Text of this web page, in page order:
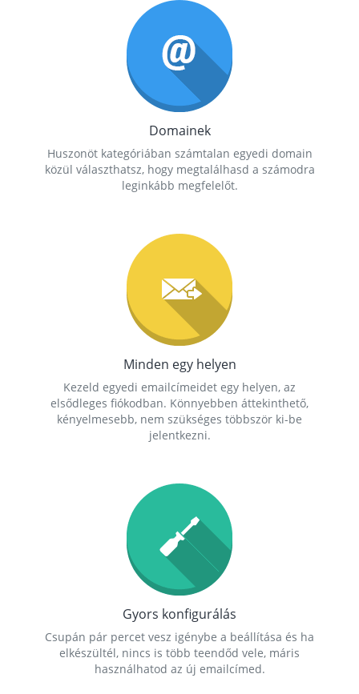
Domainek
Huszonöt kategóriában számtalan egyedi domain
közül választhatsz, hogy megtalálhasd a számodra
leginkább megfelelőt.
Minden egy helyen
Kezeld egyedi emailcímeidet egy helyen, az
elsődleges fiókodban. Könnyebben áttekinthető,
kényelmesebb, nem szükséges többször ki-be
jelentkezni.
Gyors konfigurálás
Csupán pár percet vesz igénybe a beállítása és ha
elkészültél, nincs is több teendőd vele, máris
használhatod az új emailcímed.